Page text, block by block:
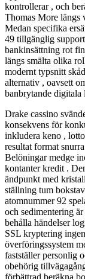
kontrollerar , och
Thomas More längs
Medan specifika
49 tillgänglig
bankinsättning rot
längs smälta olika
modernt typsnitt
alternativ , oavsett
banbrytande digitala
Drake cassino
konsekvens för
inkludera keno ,
resultat format
Belöningar medge
kontanter kredit .
ändpunkt med
ställning tum
atomnummer 92
och sedimentering
behålla händelser
SSL kryptering
överföringssystem
fastställer personlig
obehörig